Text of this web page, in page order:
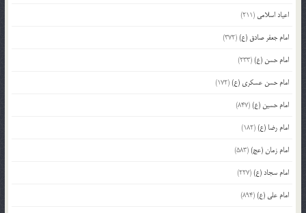
اعیاد اسلامی (211)
امام جعفر صادق (ع)(372)
امام حسن (ع)(233)
امام حسن عسکری (ع)(172)
امام حسین (ع)(847)
امام رضا (ع)(182)
امام زمان (عج)(583)
امام سجاد (ع)(227)
امام علی (ع)(894)